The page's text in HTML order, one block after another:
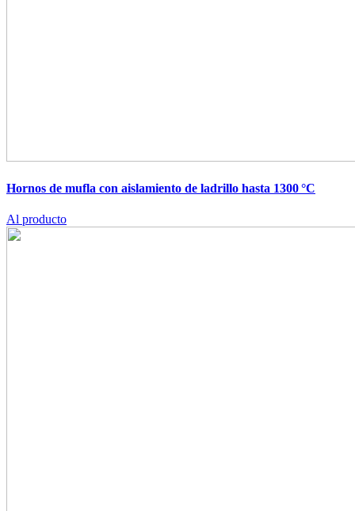
Hornos de mufla con aislamiento de ladrillo hasta 1300 °C
Al producto